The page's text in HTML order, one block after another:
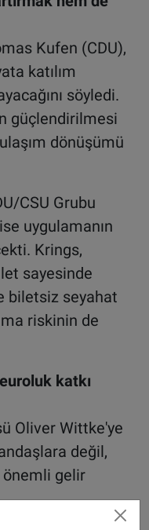
Kufen (CDU),
katılım
söyledi.
güçlendirilmesi
dönüşümü
CSU Grubu
uygulamanın
Krings,
sayesinde
biletsiz seyahat
riskinin de
katkı
Oliver Wittke'ye
değil,
gelir